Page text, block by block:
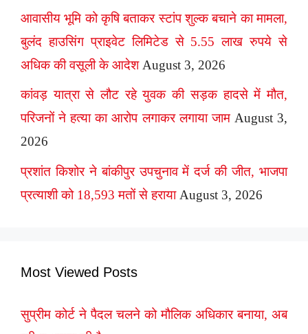
आवासीय भूमि को कृषि बताकर स्टांप शुल्क बचाने का मामला,
बुलंद हाउसिंग प्राइवेट लिमिटेड से 5.55 लाख रुपये से
अधिक की वसूली के आदेश August 3, 2026
कांवड़ यात्रा से लौट रहे युवक की सड़क हादसे में मौत,
परिजनों ने हत्या का आरोप लगाकर लगाया जाम August 3,
2026
प्रशांत किशोर ने बांकीपुर उपचुनाव में दर्ज की जीत, भाजपा
प्रत्याशी को 18,593 मतों से हराया August 3, 2026
Most Viewed Posts
सुप्रीम कोर्ट ने पैदल चलने को मौलिक अधिकार बनाया, अब